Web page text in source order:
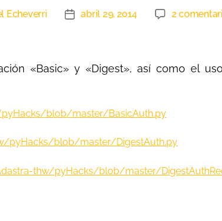
Echeverri abril 29, 2014 2
«Basic» y «Digest», así como el
blob/master/BasicAuth.py
pyHacks/blob/master/DigestAuth.py
thw/pyHacks/blob/master/